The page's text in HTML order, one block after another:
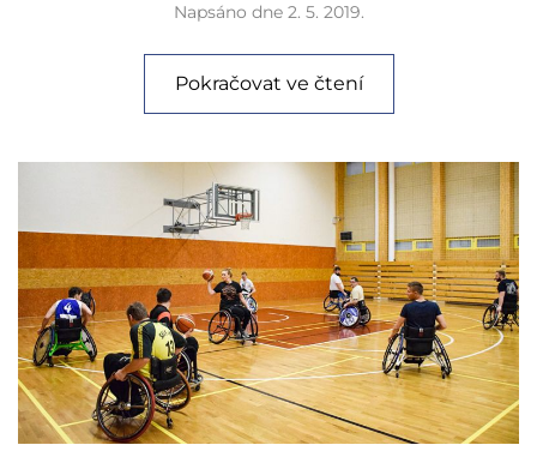
Napsáno dne 2. 5. 2019.
Pokračovat ve čtení